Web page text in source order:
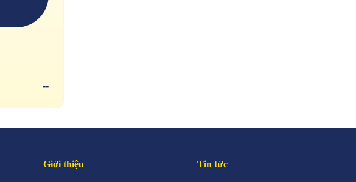
--
Giới thiệu Tin tức